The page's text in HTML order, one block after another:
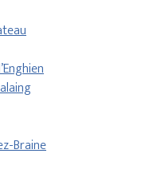
Braine